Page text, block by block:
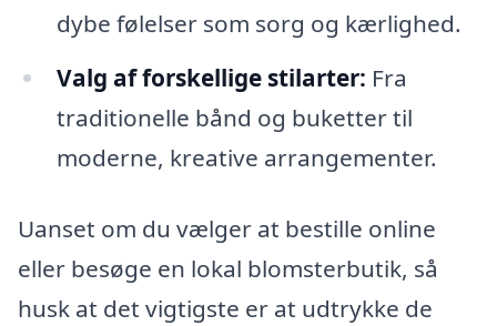
dybe følelser som sorg og kærlighed.
Valg af forskellige stilarter: Fra
traditionelle bånd og buketter til
moderne, kreative arrangementer.
Uanset om du vælger at bestille online
eller besøge en lokal blomsterbutik, så
husk at det vigtigste er at udtrykke de